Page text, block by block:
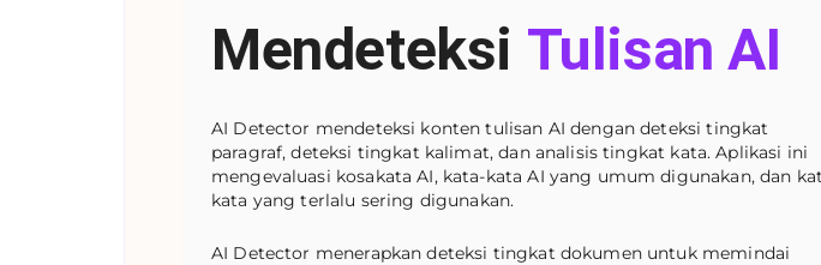
Mendeteksi Tulisan AI
AI Detector mendeteksi konten tulisan AI dengan deteksi tingkat
paragraf, deteksi tingkat kalimat, dan analisis tingkat kata. Aplikasi ini
mengevaluasi kosakata AI, kata-kata AI yang umum digunakan, dan
kata yang terlalu sering digunakan.
AI Detector menerapkan deteksi tingkat dokumen untuk memindai